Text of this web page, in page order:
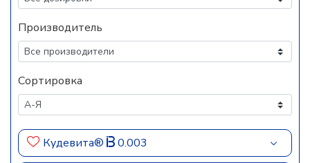
Производитель
Сортировка
Кудевита® 0.003